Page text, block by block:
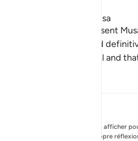
The Nine Signs of Musa
Allah tells us that He sent
signs, which provided
prophethood was real and
Aucune réflexion à afficher
commencez votre propre